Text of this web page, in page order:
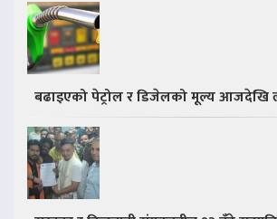
बढाइएको पेट्रोल र डिजेलको मूल्य आजदेखि